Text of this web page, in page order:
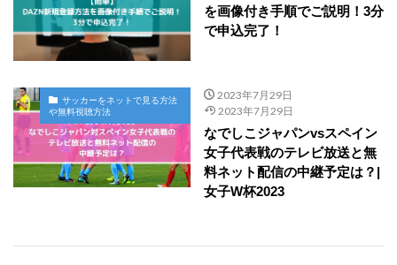
を画像付き手順でご説明！3分
で申込完了！
サッカーをネットで見る方法
や無料視聴方法
2023年7月29日
2023年7月29日
なでしこジャパンvsスペイン
女子代表戦のテレビ放送と無
料ネット配信の中継予定は？|
女子W杯2023